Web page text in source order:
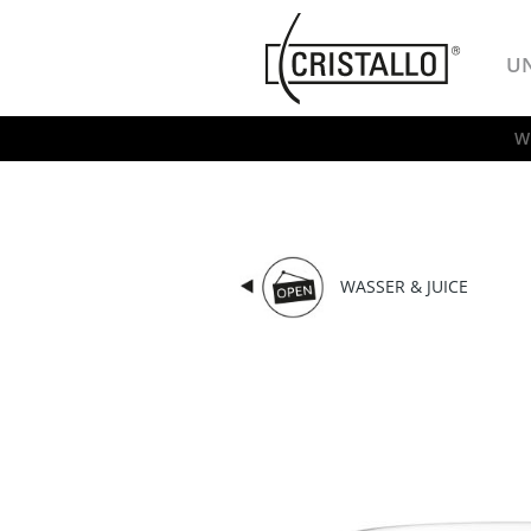
Cristallo
WASSER & JUICE